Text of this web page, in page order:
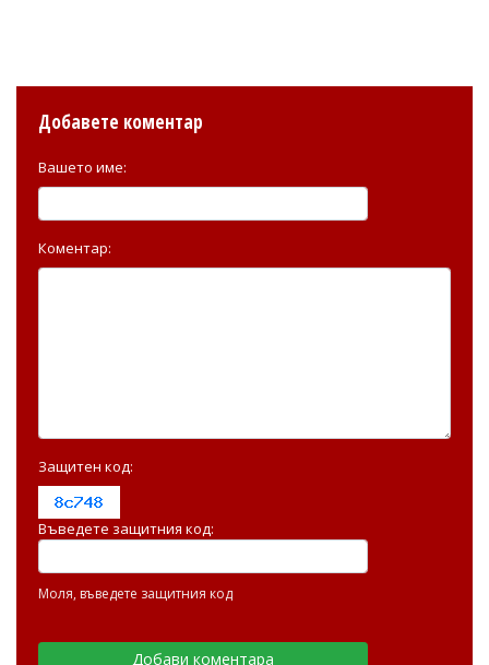
Добавете коментар
Вашето име:
Коментар:
Защитен код:
Въведете защитния код:
Моля, въведете защитния код